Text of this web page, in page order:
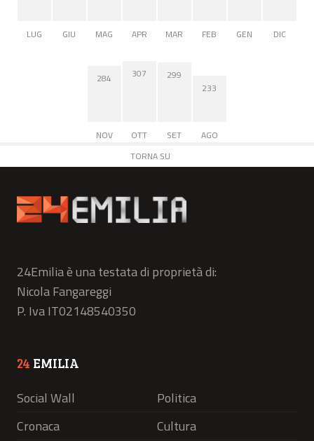
LUG GIU MAG APR MAR FEB GEN DIC
284
NOV
307
OTT
299
SET
233
AGO
TORNA SU
24Emilia è una testata di proprietà di:
Nicola Fangareggi
P. Iva IT02148540350
24 EMILIA
Social Wall
Politica
Cronaca
Cultura